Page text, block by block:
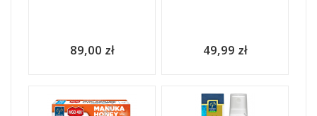
89,00 zł 49,99 zł